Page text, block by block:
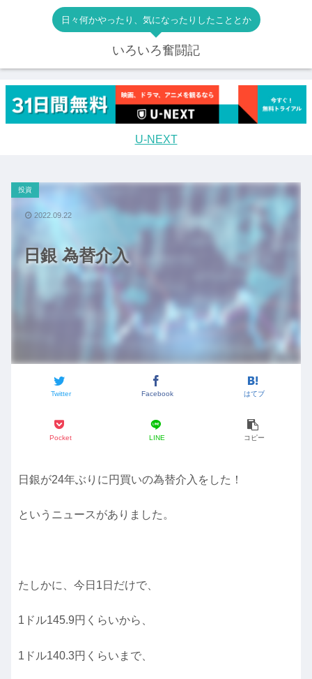
日々何かやったり、気になったりしたこととか
いろいろ奮闘記
U-NEXT
日銀 為替介入
投資
Twitter Facebook はてブ
Pocket LINE コピー
2022.09.22
日銀が24年ぶりに円買いの為替介入をした！
というニュースがありました。
たしかに、今日1日だけで、
1ドル145.9円くらいから、
1ドル140.3円くらいまで、